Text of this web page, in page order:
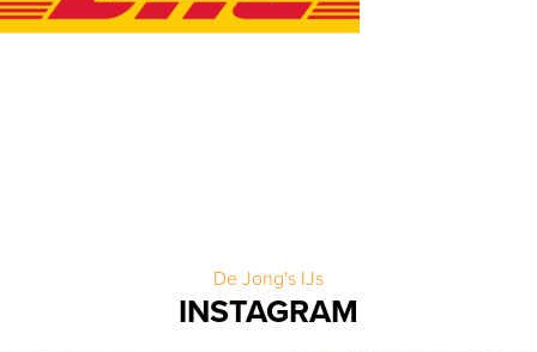
De Jong's IJs
INSTAGRAM